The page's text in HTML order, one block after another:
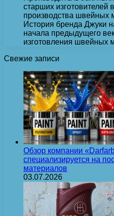
старших изготовителей
производства швейных
История бренда Джуки
начала предыдущего
изготовления швейных
Свежие записи
Обзор компании
специализируется на
материалов
03.07.2026